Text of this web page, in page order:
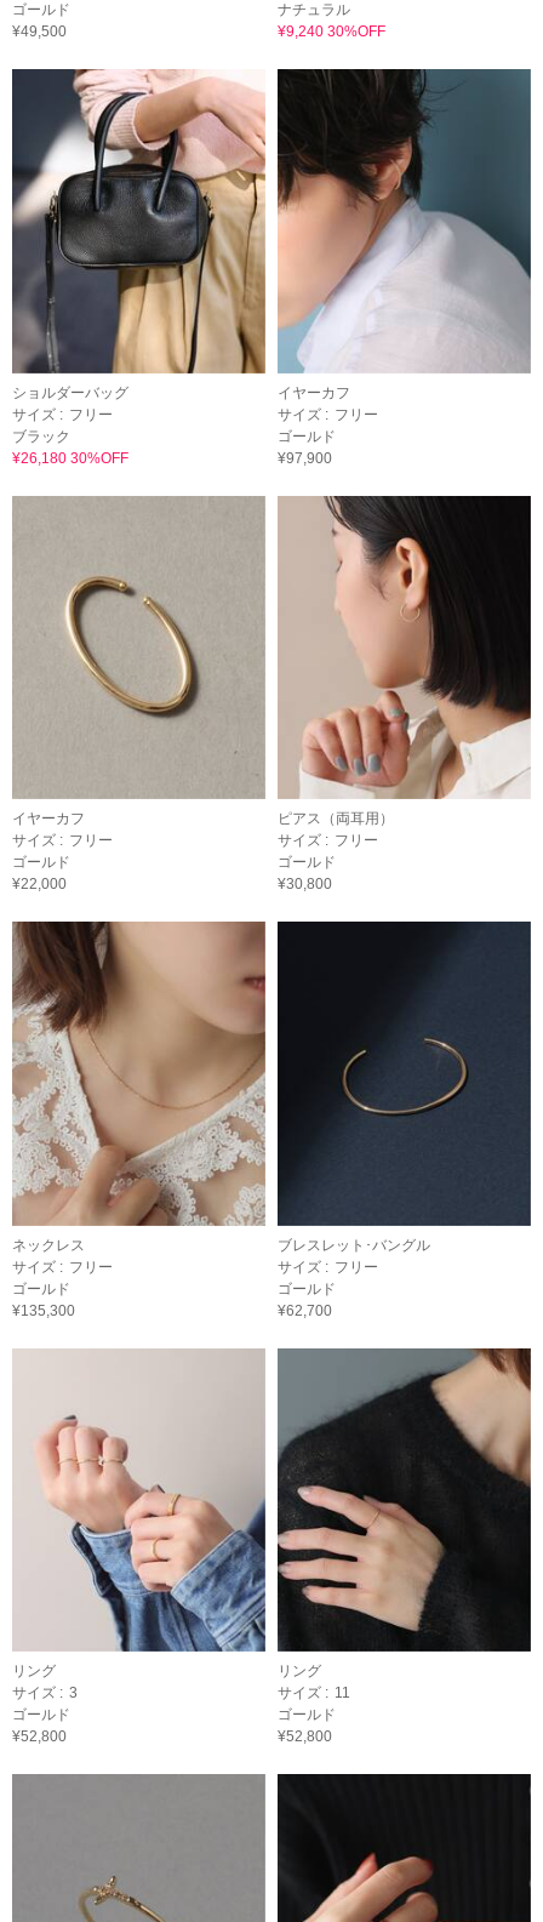
ゴールド
¥49,500
ナチュラル
¥9,240 30%OFF
ショルダーバッグ
サイズ : フリー
ブラック
¥26,180 30%OFF
イヤーカフ
サイズ : フリー
ゴールド
¥97,900
イヤーカフ
サイズ : フリー
ゴールド
¥22,000
ピアス（両耳用）
サイズ : フリー
ゴールド
¥30,800
ネックレス
サイズ : フリー
ゴールド
¥135,300
ブレスレット･バングル
サイズ : フリー
ゴールド
¥62,700
リング
サイズ : 3
ゴールド
¥52,800
リング
サイズ : 11
ゴールド
¥52,800